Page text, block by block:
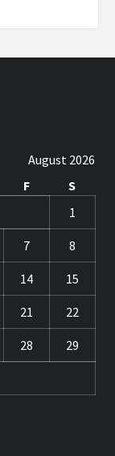
August 2026
F
S
1
7 8
14 15
21 22
28 29